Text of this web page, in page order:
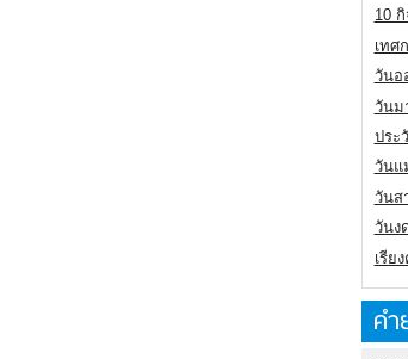
10
เทศ
วันอ
วันม
ประ
วันแ
วันส
วันง
เรีย
ค